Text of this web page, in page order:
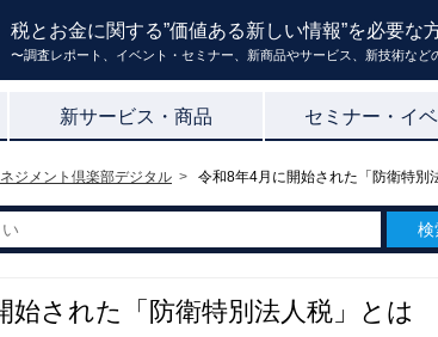
税とお金に関する”価値ある新しい情報”を必要な
〜調査レポート、イベント・セミナー、新商品やサービス、新技術な
新サービス・商品 セミナー・イ
ジメント倶楽部デジタル 令和8年4月に開始された「防衛特別
始された「防衛特別法人税」と